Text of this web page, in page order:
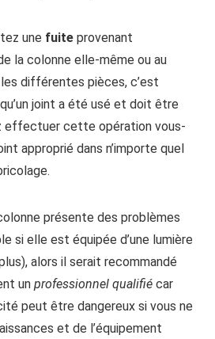
une fuite provenant
la colonne elle-même ou au
différentes pièces, c’est
joint a été usé et doit être
effectuer cette opération vous-
approprié dans n’importe quel
présente des problèmes
si elle est équipée d’une lumière
alors il serait recommandé
un professionnel qualifié car
peut être dangereux si vous ne
et de l’équipement